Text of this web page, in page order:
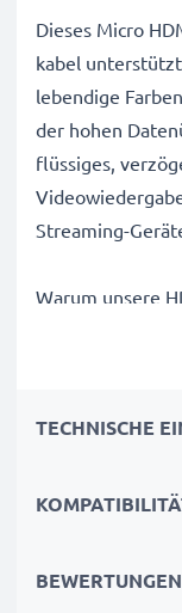
Dieses Micro
kabel
lebendige
der hohen
flüssiges,
Streaming-
Warum unsere
Robuste
TECHNISCHE
BEWERTUNGEN